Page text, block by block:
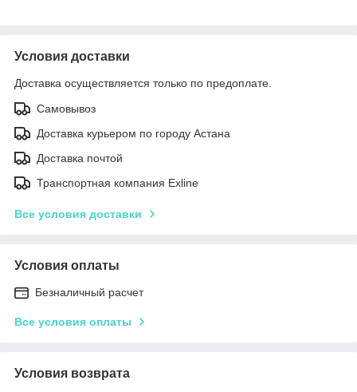
Условия доставки
Доставка осуществляется только по предоплате.
Самовывоз
Доставка курьером по городу Астана
Доставка почтой
Транспортная компания Exline
Все условия доставки
Условия оплаты
Безналичный расчет
Все условия оплаты
Условия возврата